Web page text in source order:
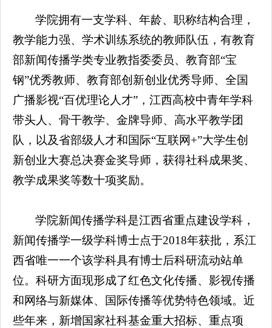
学院拥有一支学科、年龄、职称结构合理，
教学能力强、学术训练系统的教师队伍，有教育
部新闻传播学类专业教指委委员、教育部“宝
钢”优秀教师、教育部创新创业优秀导师、全国
广播影视“百优理论人才”，江西高校中青年学科
带头人、骨干教学、金牌导师、高水平教学团
队，以及省部级人才和国际“互联网+”大学生创
新创业大赛总决赛金奖导师，获得社科成果奖、
教学成果奖等数十项奖励。
学院新闻传播学科是江西省重点建设学科，
新闻传播学一级学科博士点于2018年获批，系江
西省唯一一个该学科具有博士后科研流动站单
位。科研方面现形成了红色文化传播、影视传播
和网络与新媒体、国际传播等优势特色领域。近
些年来，新增国家社科基金重大招标、重点项